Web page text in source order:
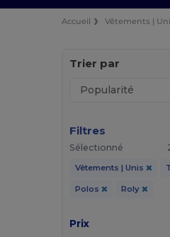
Accueil Vêtements |
Trier par
Filtres
Sélectionné
Vêtements | Unis
Polos Roly
Prix